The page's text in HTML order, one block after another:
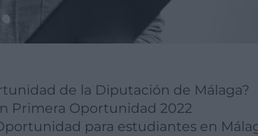
de la Diputación de Málaga?
Primera Oportunidad 2022
para estudiantes en